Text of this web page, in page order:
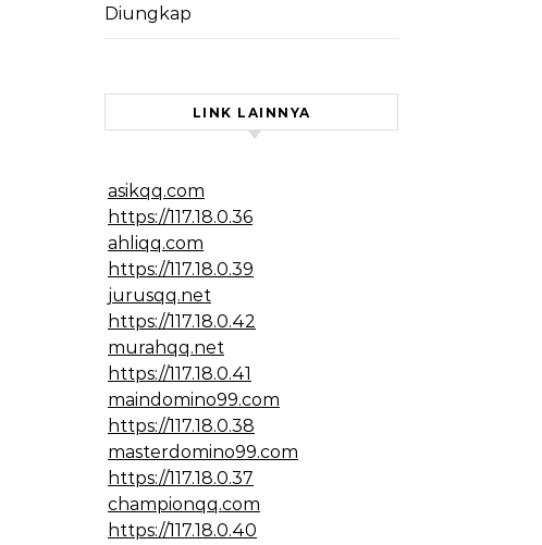
Diungkap
LINK LAINNYA
asikqq.com
https://117.18.0.36
ahliqq.com
https://117.18.0.39
jurusqq.net
https://117.18.0.42
murahqq.net
https://117.18.0.41
maindomino99.com
https://117.18.0.38
masterdomino99.com
https://117.18.0.37
championqq.com
https://117.18.0.40